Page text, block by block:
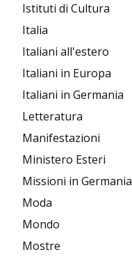
Istituti di Cultura
Italia
Italiani all'estero
Italiani in Europa
Italiani in Germania
Letteratura
Manifestazioni
Ministero Esteri
Missioni in Germania
Moda
Mondo
Mostre